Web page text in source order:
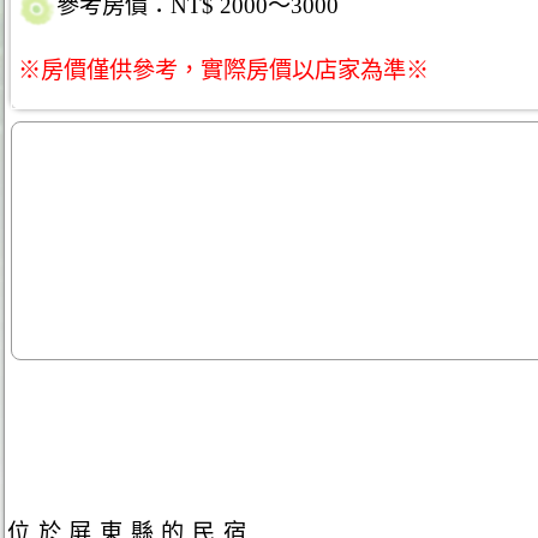
參考房價：NT$ 2000～3000
※房價僅供參考，實際房價以店家為準※
位於屏東縣的民宿